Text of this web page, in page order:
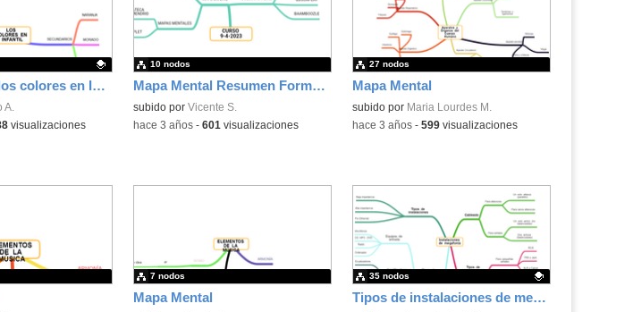
Mapa Mental los colores en Infantil
A.
visualizaciones
Mapa Mental Resumen Formación
subido por Vicente S.
10 nodos
-hace 3 años- 601 visualizaciones
Mapa Mental
subido por Maria Lourdes M.
27 nodos
-hace 3 años- 599visualizaciones
Mapa Mental
7 nodos
Tipos de instalaciones de megafonía
35 nodos